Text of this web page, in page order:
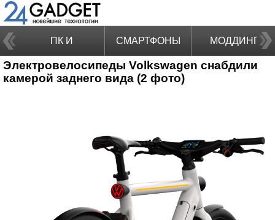
ПК И
НОУТБУКИ
СМАРТФОНЫ МОДДИНГ
Электровелосипеды Volkswagen снабдили
камерой заднего вида (2 фото)